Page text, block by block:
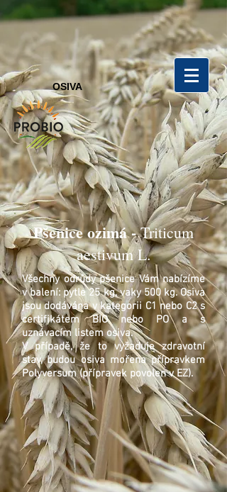
OSIVA
Pšenice ozimá -Triticum
aestivum L.
Všechny odrůdy pšenice Vám nabízíme
v balení: pytle 25 kg, vaky 500 kg. Osiva
jsou dodávána v kategorii C1 nebo C2 s
certifikátem BIO nebo PO a s
uznávacím listem osiva.
V případě, že to vyžaduje zdravotní
stav, budou osiva mořena přípravkem
Polyversum (přípravek povolen v EZ).